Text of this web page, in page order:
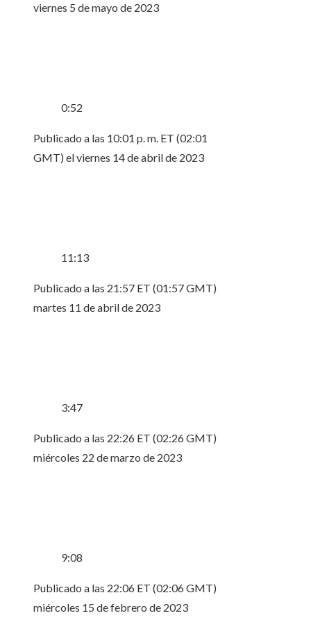
viernes 5 de mayo de 2023
0:52
Publicado a las 10:01 p. m. ET (02:01
GMT) el viernes 14 de abril de 2023
11:13
Publicado a las 21:57 ET (01:57 GMT)
martes 11 de abril de 2023
3:47
Publicado a las 22:26 ET (02:26 GMT)
miércoles 22 de marzo de 2023
9:08
Publicado a las 22:06 ET (02:06 GMT)
miércoles 15 de febrero de 2023